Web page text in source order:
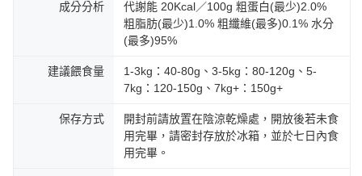
成分分析
代謝能 20Kcal／100g 粗蛋白(最少)2.0%
粗脂肪(最少)1.0% 粗纖維(最多)0.1% 水分
(最多)95%
建議餵食量
1-3kg：40-80g、3-5kg：80-120g、5-
7kg：120-150g、7kg+：150g+
保存方式
開封前請放置在陰涼乾燥處，開放後若未食
用完畢，請密封存放於冰箱，並於七日內食
用完畢。